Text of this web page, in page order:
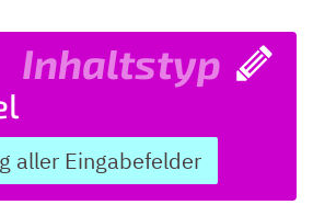
Inhaltstyp
aller Eingabefelder